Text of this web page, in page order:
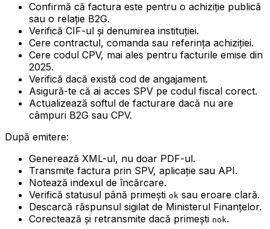
Confirmă că factura este pentru o achiziție publică
sau o relație B2G.
Verifică CIF-ul și denumirea instituției.
Cere contractul, comanda sau referința achiziției.
Cere codul CPV, mai ales pentru facturile emise din
2025.
Verifică dacă există cod de angajament.
Asigură-te că ai acces SPV pe codul fiscal corect.
Actualizează softul de facturare dacă nu are
câmpuri B2G sau CPV.
După emitere:
Generează XML-ul, nu doar PDF-ul.
Transmite factura prin SPV, aplicație sau API.
Notează indexul de încărcare.
Verifică statusul până primești ok sau eroare clară.
Descarcă răspunsul sigilat de Ministerul Finanțelor.
Corectează și retransmite dacă primești nok.